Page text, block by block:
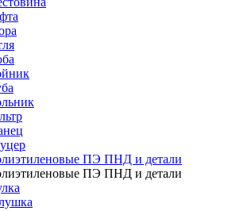
ПЭ ПНД и детали
ПЭ ПНД и детали